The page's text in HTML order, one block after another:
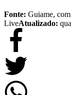
Fonte: Guiame,
LiveAtualizado: